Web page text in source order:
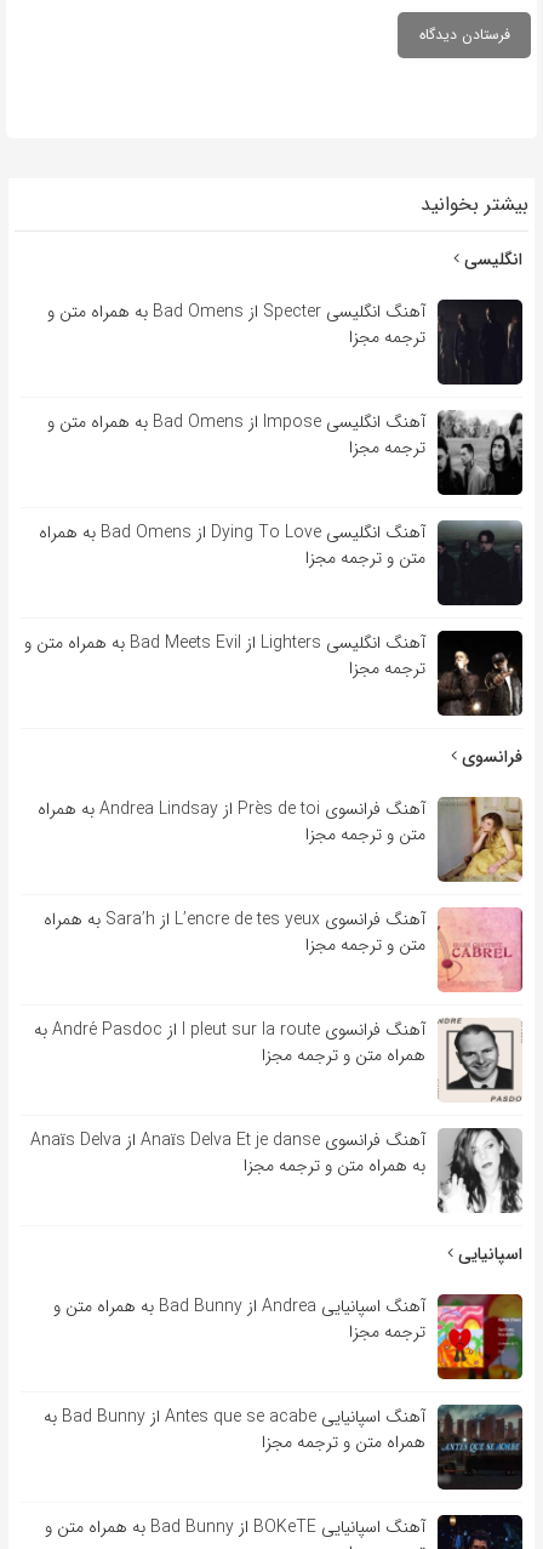
بیشتر بخوانید
انگلیسی
آهنگ انگلیسی Specter از Bad Omens به همراه متن و
ترجمه مجزا
آهنگ انگلیسی Impose از Bad Omens به همراه متن و
ترجمه مجزا
آهنگ انگلیسی Dying To Love از Bad Omens به همراه
متن و ترجمه مجزا
آهنگ انگلیسی Lighters از Bad Meets Evil به همراه متن و
ترجمه مجزا
فرانسوی
آهنگ فرانسوی Près de toi از Andrea Lindsay به همراه
متن و ترجمه مجزا
آهنگ فرانسوی L’encre de tes yeux از Sara’h به همراه
متن و ترجمه مجزا
آهنگ فرانسوی l pleut sur la route از André Pasdoc به
همراه متن و ترجمه مجزا
آهنگ فرانسوی Anaïs Delva Et je danse از Anaïs Delva
به همراه متن و ترجمه مجزا
اسپانیایی
آهنگ اسپانیایی Andrea از Bad Bunny به همراه متن و
ترجمه مجزا
آهنگ اسپانیایی Antes que se acabe از Bad Bunny به
همراه متن و ترجمه مجزا
آهنگ اسپانیایی BOKeTE از Bad Bunny به همراه متن و